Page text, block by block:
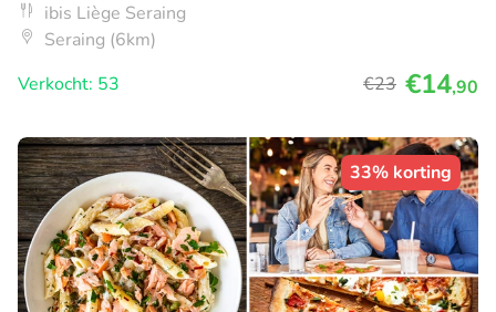
ibis Liège Seraing
Seraing (6km)
Verkocht: 53
€23 €14,90
33% korting